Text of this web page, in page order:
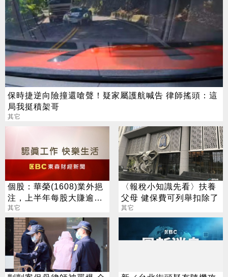
保時捷逆向險撞還嗆聲！疑家屬護航喊告 律師搖頭：這
局我挺積架哥
其它
個股：華榮(1608)業外挹
注，上半年每股大賺逾7
元，股價跳空漲停鎖住
其它
〈報稅小知識先看〉扶養
父母 健保費可列舉扣除了
其它